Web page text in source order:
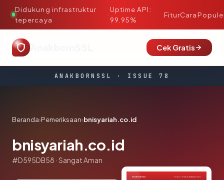
Didukung infrastruktur
tepercaya
·
Uptime API:
99.95%
FiturCara
Cek Gratis
ANAKBORNSSL · ISSUE 78
Beranda›Pemeriksaan›bnisyariah.co.id
bnisyariah.co.id
#D595DB58 · Sangat Aman